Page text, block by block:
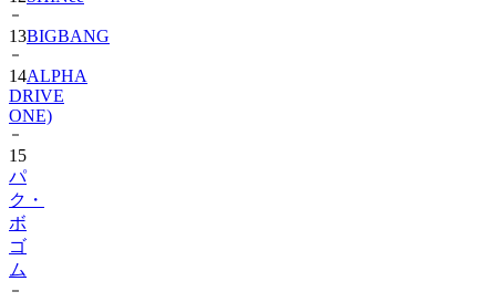
14ALPHA
DRIVE
ONE)
15
パ
ク・
ボ
ゴ
ム
16